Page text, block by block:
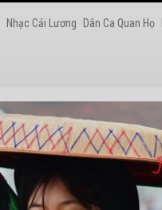
Nhạc Cải Lương Dân Ca Quan Họ